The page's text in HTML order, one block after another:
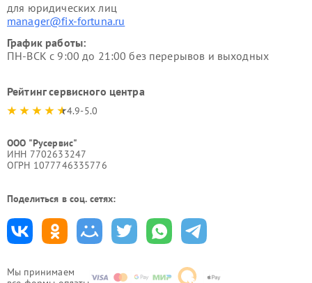
Мы принимаем
для юридических лиц
manager@fix-fortuna.ru
График работы:
ПН-ВСК с 9:00 до 21:00 без перерывов и выходных
Рейтинг сервисного центра
4.9-5.0
ООО "Русервис"
ИНН 7702633247
ОГРН 1077746335776
Поделиться в соц. сетях: